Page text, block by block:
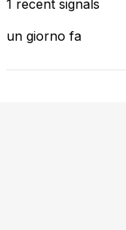
1 recent signals
un giorno fa